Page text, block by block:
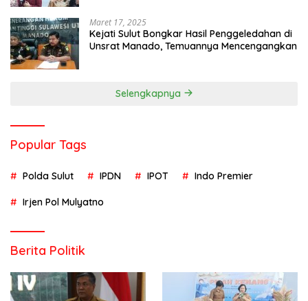
Maret 17, 2025
Kejati Sulut Bongkar Hasil Penggeledahan di
Unsrat Manado, Temuannya Mencengangkan
Selengkapnya
Popular Tags
Polda Sulut IPDN IPOT Indo Premier
Irjen Pol Mulyatno
Berita Politik